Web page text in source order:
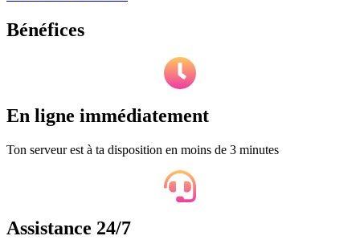
Bénéfices
En ligne immédiatement
Ton serveur est à ta disposition en moins de 3 minutes
Assistance 24/7